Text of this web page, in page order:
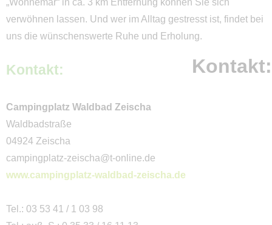
Ruppiner Seenland
Barnimer Land
Seenland Oder-Spree
Dahme Seengebiet
Spreewald
Elbe-Elster
verwöhnen lassen. Und wer im Alltag gestresst ist, findet bei
uns die wünschenswerte Ruhe und Erholung.
Kontakt:
Campingplatz Waldbad Zeischa
Waldbadstraße
04924 Zeischa
campingplatz-zeischa@t-online.de
www.campingplatz-waldbad-zeischa.de
Tel.: 03 53 41 / 1 03 98
Kontakt: